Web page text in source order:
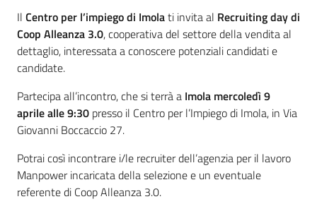
Seguici
su
Il Centro per l’impiego di Imolati invita al Recruiting day di
Coop Alleanza 3.0, cooperativa del settore della vendita al
dettaglio, interessata a conoscere potenziali candidati e
candidate.
Partecipa all’incontro, che si terrà a Imola mercoledì 9
aprile alle 9:30 presso il Centro per l’Impiego di Imola, in Via
Giovanni Boccaccio 27.
Potrai così incontrare i/le recruiter dell’agenzia per il lavoro
Manpower incaricata della selezione e un eventuale
referente di Coop Alleanza 3.0.